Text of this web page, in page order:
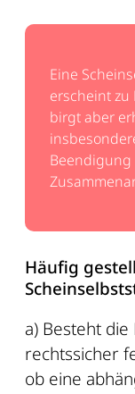
Eine
erscheint
birgt aber
Beendigung
Häufig
a) Besteht
rechtssicher
ob eine